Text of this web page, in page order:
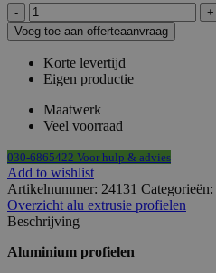
U-
profiel
BA26
aantal
Voeg toe aan offerteaanvraag
Korte levertijd
Eigen productie
Maatwerk
Veel voorraad
030-6865422 Voor hulp & advies
Add to wishlist
Artikelnummer: 24131 Categorieën:
Overzicht alu extrusie profielen
Beschrijving
Aluminium profielen